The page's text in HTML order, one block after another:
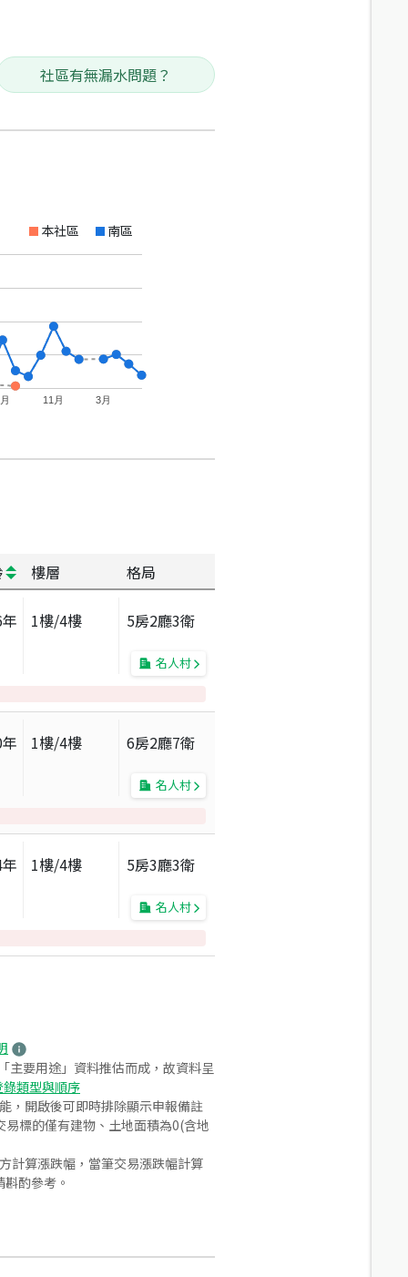
社區有無漏水問題？
本社區 南區
11月 3月
樓層 格局
年 1樓/4樓 5房2廳3衛
名人村
年 1樓/4樓 6房2廳7衛
名人村
年 1樓/4樓 5房3廳3衛
名人村
主要用途」資料推估而成，故資料呈
類型與順序
，開啟後可即時排除顯示申報備註
標的僅有建物、土地面積為0(含地
計算漲跌幅，當筆交易漲跌幅計算
酌參考。